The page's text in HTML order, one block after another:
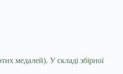
медалей). У складі збірної